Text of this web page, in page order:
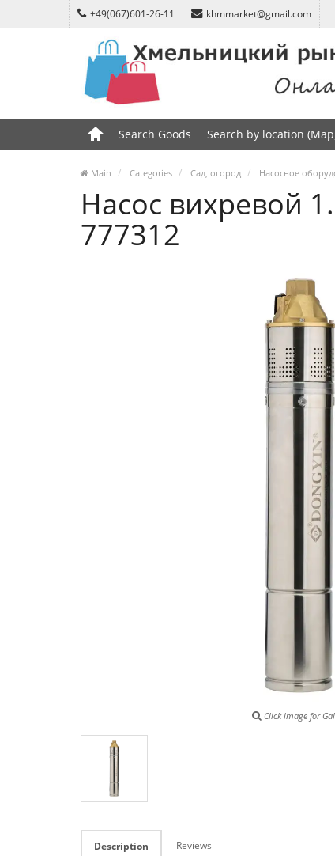
+49(067)601-26-11 khmmarket@gmail.com
Search Goods Search by location
Main Categories Сад, огород Насосное
Насос вихревой
777312
Click image for
Description Reviews